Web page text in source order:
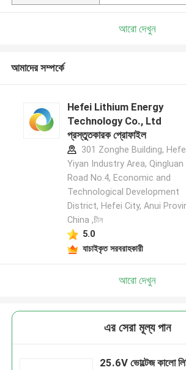
আরো দেখুন
আমাদের সম্পর্কে
Hefei Lithium Energy
Technology Co., Ltd
প্রস্তুতকারক প্রোফাইল
301 Zonghe Building,
Yiyan Industry Area, Qingluan
Road No.4, Economic and
Technological Development
District, Hefei City, Anui
China ,চীন
5.0
যাচাইকৃত সরবরাহকারী
আরো দেখুন
এর সেরা মূল্য পান
25.6V ভোল্টেজ কালো